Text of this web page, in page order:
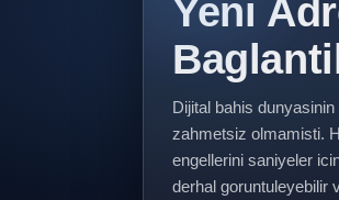
Yeni
Dijital bahis dunyasinin
zahmetsiz olmamisti.
engellerini saniyeler
derhal goruntuleyebilir